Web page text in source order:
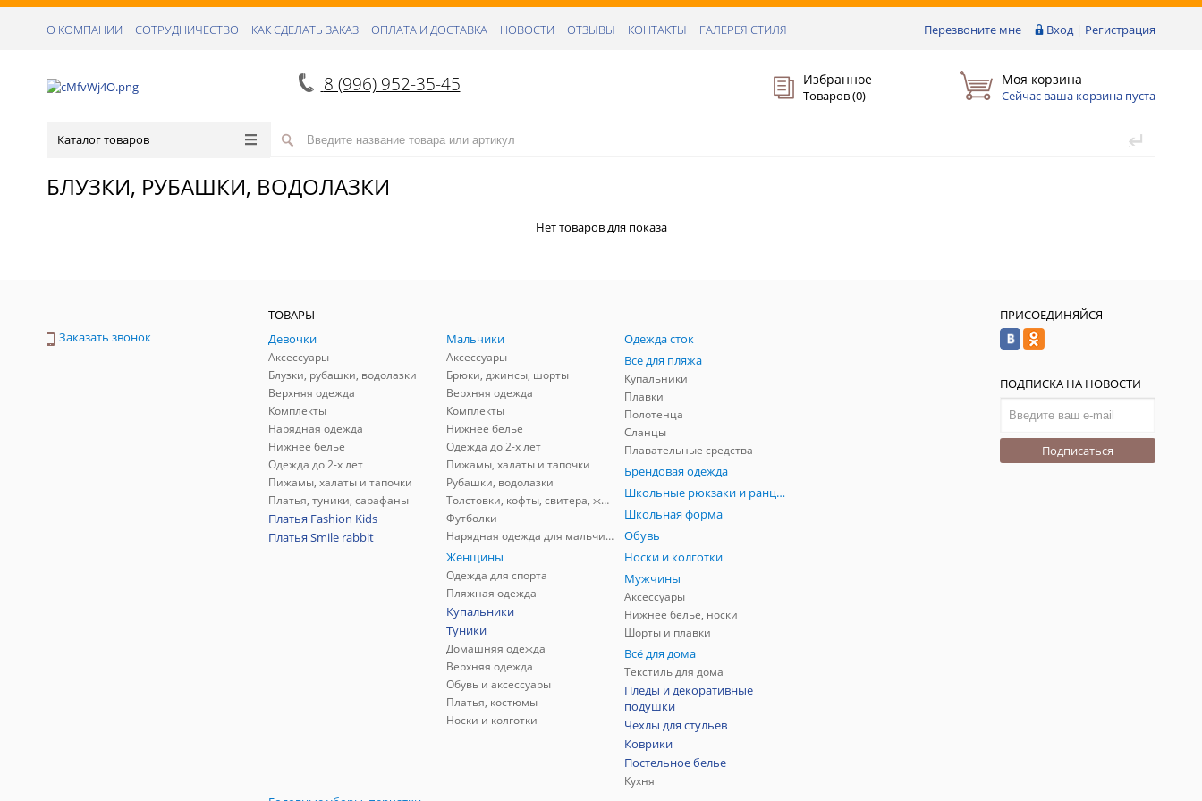
Перезвоните мне Вход | Регистрация
О КОМПАНИИ СОТРУДНИЧЕСТВО КАК СДЕЛАТЬ ЗАКАЗ ОПЛАТА И ДОСТАВКА НОВОСТИ ОТЗЫВЫ КОНТАКТЫ ГАЛЕРЕЯ СТИЛЯ
8 (996) 952-35-45 Избранное
Товаров (0)
Моя корзина
Сейчас ваша корзина пуста
Каталог товаров
БЛУЗКИ, РУБАШКИ, ВОДОЛАЗКИ
Нет товаров для показа
Заказать звонок
ТОВАРЫ
Девочки
Аксессуары
Блузки, рубашки, водолазки
Верхняя одежда
Комплекты
Нарядная одежда
Нижнее белье
Одежда до 2-х лет
Пижамы, халаты и тапочки
Платья, туники, сарафаны
Платья Fashion Kids
Платья Smile rabbit
Мальчики
Аксессуары
Брюки, джинсы, шорты
Верхняя одежда
Комплекты
Нижнее белье
Одежда до 2-х лет
Пижамы, халаты и тапочки
Рубашки, водолазки
Толстовки, кофты, свитера, жилеты
Футболки
Нарядная одежда для мальчиков
Одежда сток
Все для пляжа
Купальники
Плавки
Полотенца
Сланцы
Плавательные средства
Брендовая одежда
Школьные рюкзаки и ранцы, мешки для обуви
Школьная форма
Обувь
Женщины
Одежда для спорта
Пляжная одежда
Купальники
Туники
Домашняя одежда
Верхняя одежда
Обувь и аксессуары
Платья, костюмы
Носки и колготки
Носки и колготки
Мужчины
Аксессуары
Нижнее белье, носки
Шорты и плавки
Всё для дома
Текстиль для дома
Пледы и декоративные
подушки
Чехлы для стульев
Коврики
Постельное белье
Кухня
ПРИСОЕДИНЯЙСЯ
ПОДПИСКА НА НОВОСТИ
Подписаться